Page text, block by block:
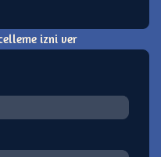
izni ver